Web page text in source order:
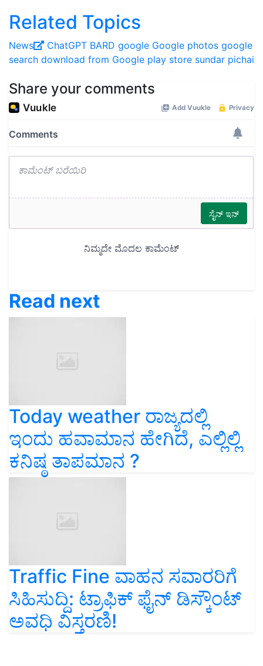
Related Topics
News ChatGPT BARD google Google photos google
search download from Google play store sundar pichai
Share your comments
Read next
Today weather ರಾಜ್ಯದಲ್ಲಿ
ಇಂದು ಹವಾಮಾನ ಹೇಗಿದೆ, ಎಲ್ಲಿಲ್ಲಿ
ಕನಿಷ್ಠ ತಾಪಮಾನ ?
Traffic Fine ವಾಹನ ಸವಾರರಿಗೆ
ಸಿಹಿಸುದ್ದಿ: ಟ್ರಾಫಿಕ್‌ ಫೈನ್‌ ಡಿಸ್ಕೌಂಟ್‌
ಅವಧಿ ವಿಸ್ತರಣಿ!